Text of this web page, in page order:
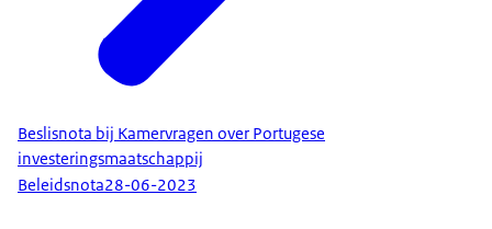
Beslisnota bij Kamervragen over Portugese
investeringsmaatschappij
Beleidsnota28-06-2023